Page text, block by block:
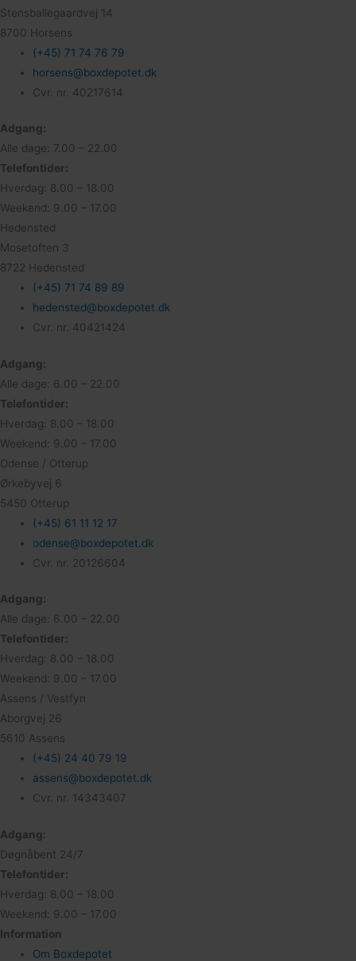
Stensballegaardvej 14
8700 Horsens
(+45) 71 74 76 79
horsens@boxdepotet.dk
Cvr. nr. 40217614
Adgang:
Alle dage: 7.00 – 22.00
Telefontider:
Hverdag: 8.00 – 18.00
Weekend: 9.00 – 17.00
Hedensted
Mosetoften 3
8722 Hedensted
(+45) 71 74 89 89
hedensted@boxdepotet.dk
Cvr. nr. 40421424
Adgang:
Alle dage: 6.00 – 22.00
Telefontider:
Hverdag: 8.00 – 18.00
Weekend: 9.00 – 17.00
Odense / Otterup
Ørkebyvej 6
5450 Otterup
(+45) 61 11 12 17
odense@boxdepotet.dk
Cvr. nr. 20126604
Adgang:
Alle dage: 6.00 – 22.00
Telefontider:
Hverdag: 8.00 – 18.00
Weekend: 9.00 – 17.00
Assens / Vestfyn
Aborgvej 26
5610 Assens
(+45) 24 40 79 19
assens@boxdepotet.dk
Cvr. nr. 14343407
Adgang:
Døgnåbent 24/7
Telefontider:
Hverdag: 8.00 – 18.00
Weekend: 9.00 – 17.00
Information
Om Boxdepotet